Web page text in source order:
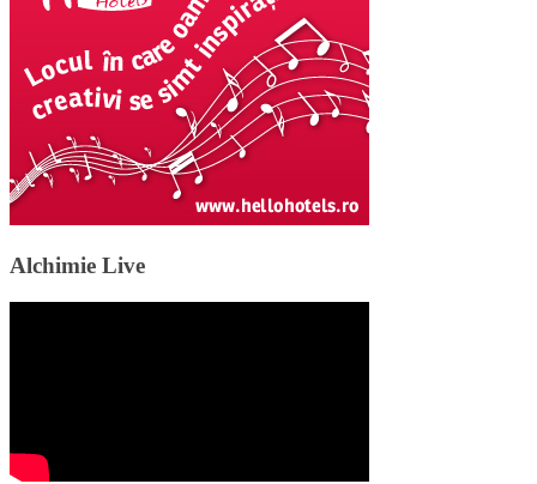
Alchimie Live